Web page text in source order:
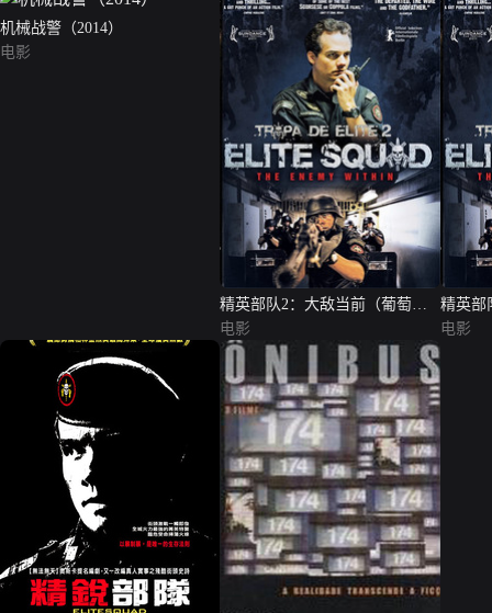
机械战警（2014）
电影
精英部队2：大敌当前（葡萄牙
语版）
电影
精英部
版）
电影